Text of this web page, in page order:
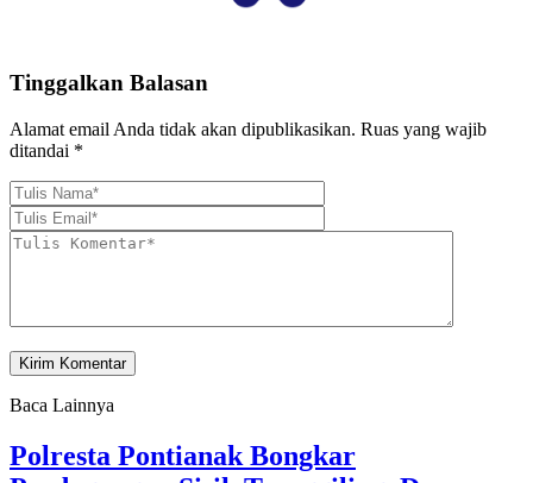
Tinggalkan Balasan
Alamat email Anda tidak akan dipublikasikan. Ruas yang wajib
ditandai *
Baca Lainnya
Polresta Pontianak Bongkar